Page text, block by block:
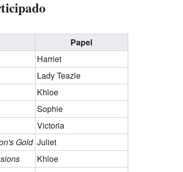
Papel
Harriet
Lady Teazle
Khloe
Sophie
Victoria
Gold Juliet
Khloe